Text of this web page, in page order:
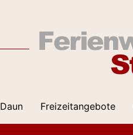
Daun Freizeitangebote